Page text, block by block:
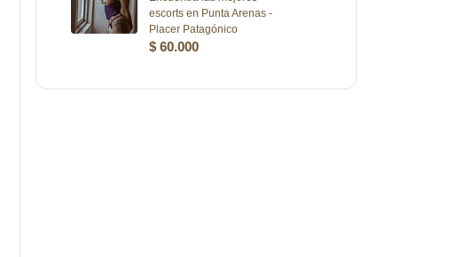
escorts en Punta Arenas -
Placer Patagónico
$ 60.000